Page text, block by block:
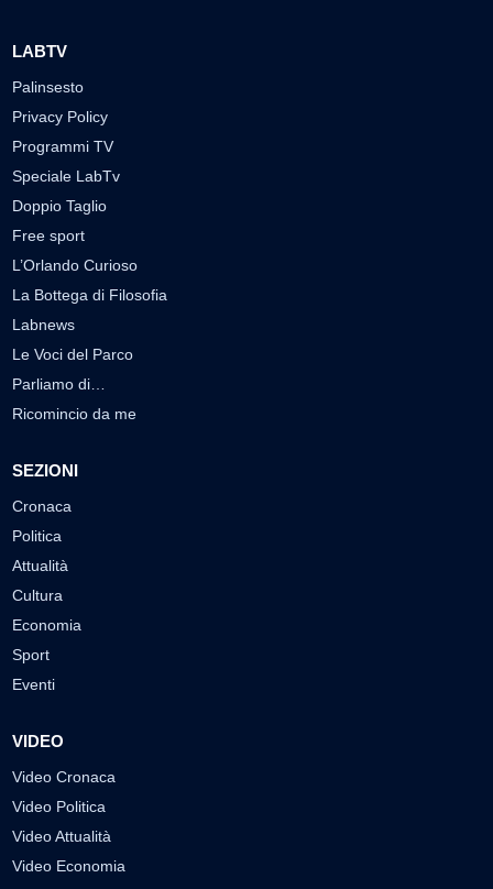
LABTV
Palinsesto
Privacy Policy
Programmi TV
Speciale LabTv
Doppio Taglio
Free sport
L’Orlando Curioso
La Bottega di Filosofia
Labnews
Le Voci del Parco
Parliamo di…
Ricomincio da me
SEZIONI
Cronaca
Politica
Attualità
Cultura
Economia
Sport
Eventi
VIDEO
Video Cronaca
Video Politica
Video Attualità
Video Economia